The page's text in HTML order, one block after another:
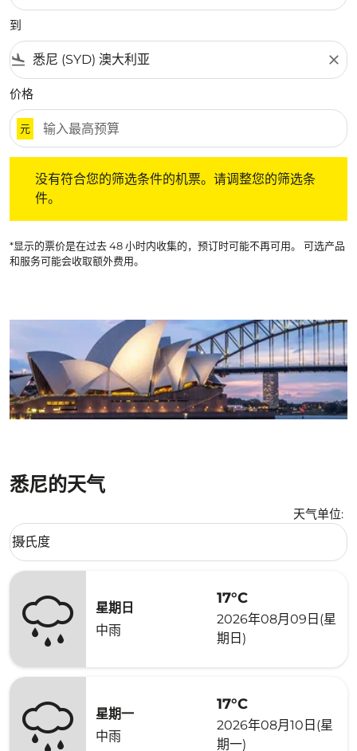
到
flight_land close
价格
元
没有符合您的筛选条件的机票。请调整您的筛选条
件。
*显示的票价是在过去 48 小时内收集的，预订时可能不再可用。 可选产品
和服务可能会收取额外费用。
悉尼的天气
天气单位:
Weather unit option 摄氏度 Selected
摄氏度
keyboard_arrow_down
星期日
中雨
17°C
2026年08月09日(星
期日)
星期一
中雨
17°C
2026年08月10日(星
期一)